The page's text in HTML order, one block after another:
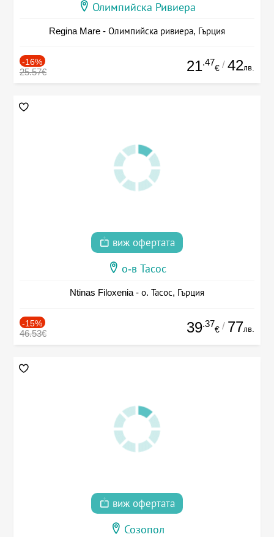
Олимпийска Ривиера
Regina Mare - Олимпийска ривиера, Гърция
-16%
25.57€ 21.47
€ / 42лв.
виж офертата
о-в Тасос
Ntinas Filoxenia - о. Тасос, Гърция
-15%
46.53€ 39.37
€ / 77лв.
виж офертата
Созопол